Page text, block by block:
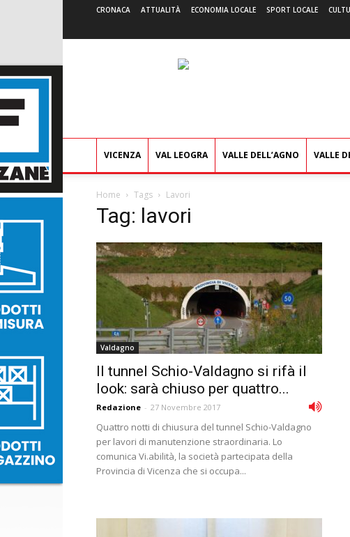
CRONACA ATTUALITÀ ECONOMIA LOCALE SPORT LOCALE
VICENZA VAL LEOGRA VALLE DELL’AGNO VALLE
Home Tags Lavori
Tag: lavori
Valdagno
Il tunnel Schio-Valdagno si rifà il
look: sarà chiuso per quattro...
Redazione - 27 Novembre 2017
Quattro notti di chiusura del tunnel Schio-Valdagno
per lavori di manutenzione straordinaria. Lo
comunica Vi.abilità, la società partecipata della
Provincia di Vicenza che si occupa...